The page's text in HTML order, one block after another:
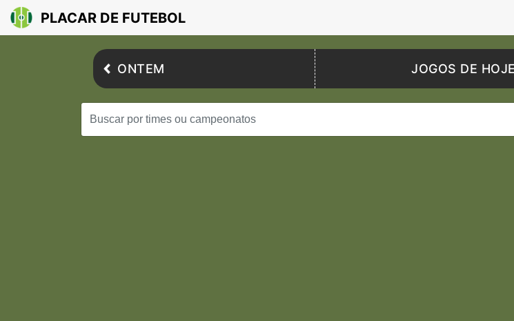
PLACAR DE FUTEBOL
ONTEM JOGOS DE HOJE